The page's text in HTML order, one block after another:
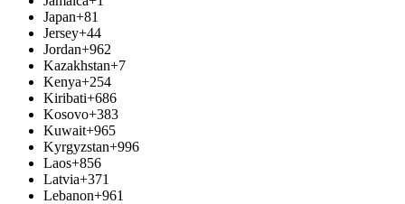
Japan+81
Jersey+44
Jordan+962
Kazakhstan+7
Kenya+254
Kiribati+686
Kosovo+383
Kuwait+965
Kyrgyzstan+996
Laos+856
Latvia+371
Lebanon+961